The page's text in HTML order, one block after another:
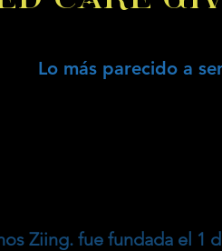
Ziing. fue fundada el 1
Lo más parecido a